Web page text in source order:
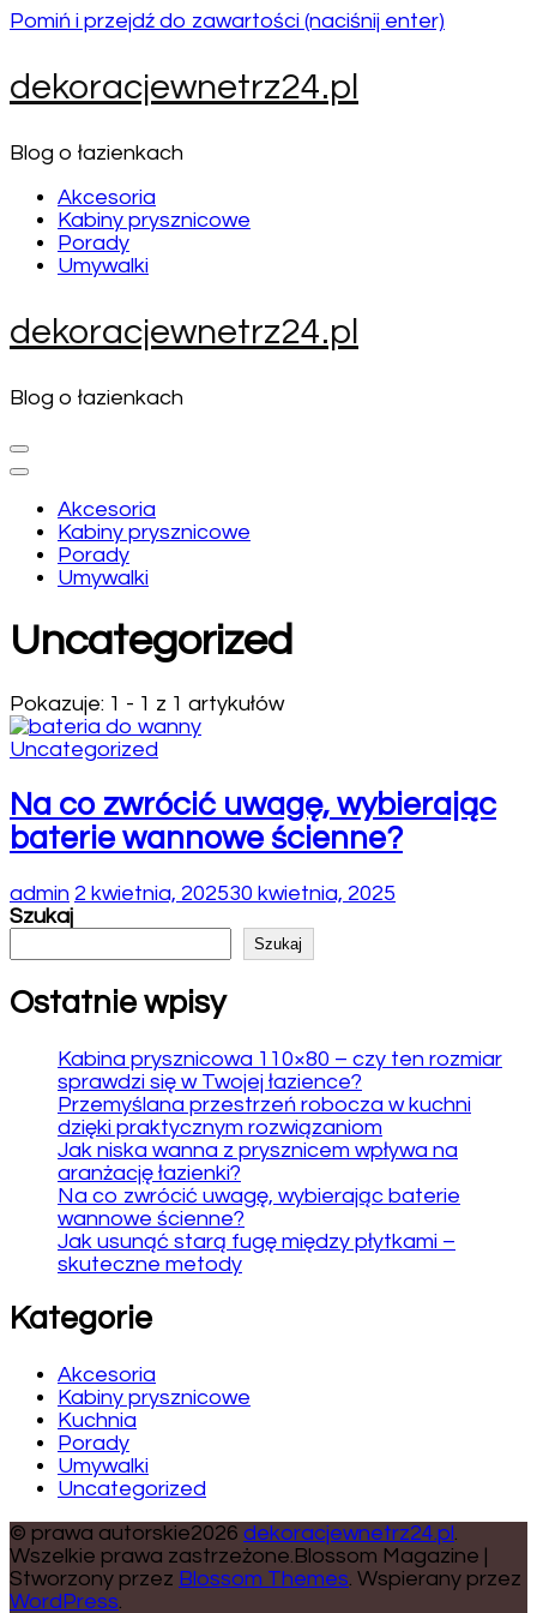
Pomiń i przejdź do zawartości (naciśnij enter)
dekoracjewnetrz24.pl
Blog o łazienkach
Akcesoria
Kabiny prysznicowe
Porady
Umywalki
dekoracjewnetrz24.pl
Blog o łazienkach
Akcesoria
Kabiny prysznicowe
Porady
Umywalki
Uncategorized
Pokazuje: 1 - 1 z 1 artykułów
Uncategorized
Na co zwrócić uwagę, wybierając
baterie wannowe ścienne?
admin 2 kwietnia, 202530 kwietnia, 2025
Szukaj
Szukaj
Ostatnie wpisy
Kabina prysznicowa 110×80 – czy ten rozmiar
sprawdzi się w Twojej łazience?
Przemyślana przestrzeń robocza w kuchni
dzięki praktycznym rozwiązaniom
Jak niska wanna z prysznicem wpływa na
aranżację łazienki?
Na co zwrócić uwagę, wybierając baterie
wannowe ścienne?
Jak usunąć starą fugę między płytkami –
skuteczne metody
Kategorie
Akcesoria
Kabiny prysznicowe
Kuchnia
Porady
Umywalki
Uncategorized
© prawa autorskie2026 dekoracjewnetrz24.pl
Wszelkie prawa zastrzeżone. Blossom Magazine |
Stworzony przez Blossom Themes Wspierany przez
WordPress